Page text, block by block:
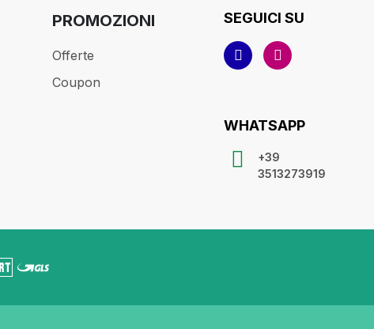
PROMOZIONI
Offerte
Coupon
SEGUICI SU
WHATSAPP
+39
3513273919